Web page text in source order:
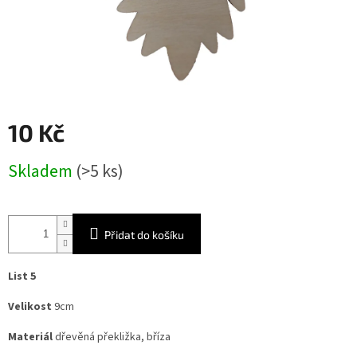
10 Kč
cena:
Skladem (>5 ks)
Přidat do košíku
List 5
Velikost 9cm
Materiáldřevěná překližka, bříza